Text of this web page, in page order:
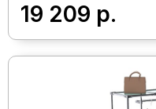
19 209 р.